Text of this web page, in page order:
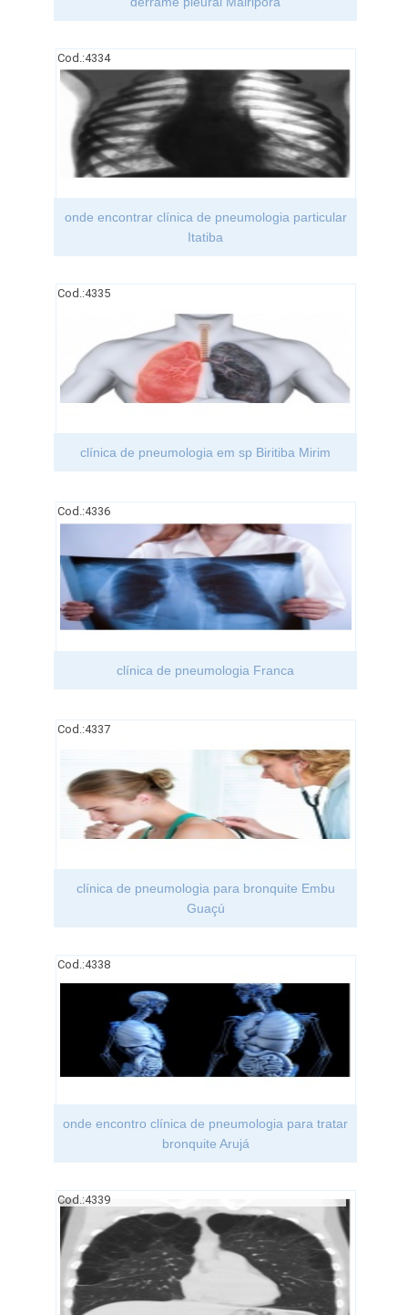
Cod.:4334
onde encontrar clínica de pneumologia particular
Itatiba
Cod.:4335
clínica de pneumologia em sp Biritiba Mirim
Cod.:4336
clínica de pneumologia Franca
Cod.:4337
clínica de pneumologia para bronquite Embu
Guaçú
Cod.:4338
onde encontro clínica de pneumologia para tratar
bronquite Arujá
Cod.:4339